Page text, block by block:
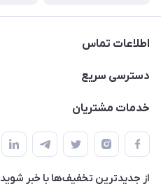
اطلاعات تماس
04432336021
دسترسی سریع
حساب کاربری
لیست محصولات
درباره ما
خدمات مشتریان
قوانین و مقررات
حریم خصوصی
راهنما
از جدید‌ترین تخفیف‌ها با‌ خبر شوید